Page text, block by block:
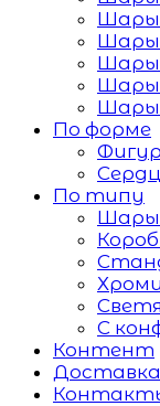
Шары
Шары
Шары
Шары
Шары
По форме
По типу
Шары
С
Контент